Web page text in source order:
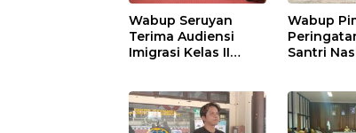
Wabup Seruyan
Terima Audiensi
Imigrasi Kelas II
Wabup
Santri